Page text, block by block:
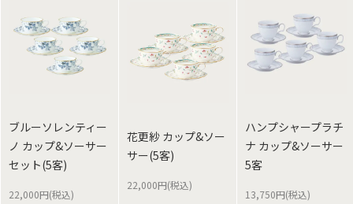
ブルーソレンティー
ノ カップ&ソーサー
セット(5客)
22,000円(税込)
花更紗 カップ&ソー
サー(5客)
22,000円(税込)
ハンプシャープラチ
ナ カップ&ソーサー
5客
13,750円(税込)